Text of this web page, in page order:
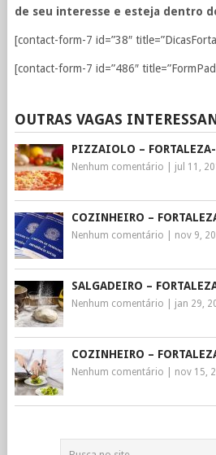
de seu interesse e esteja dentro
[contact-form-7 id=”38″
[contact-form-7 id=”486″
OUTRAS VAGAS
PIZZAIOLO – FORTALEZA-
Nenhum comentário jul 11,
COZINHEIRO –
Nenhum comentário nov 9,
SALGADEIRO –
Nenhum comentário jan 29,
COZINHEIRO –
Nenhum comentário nov 15,